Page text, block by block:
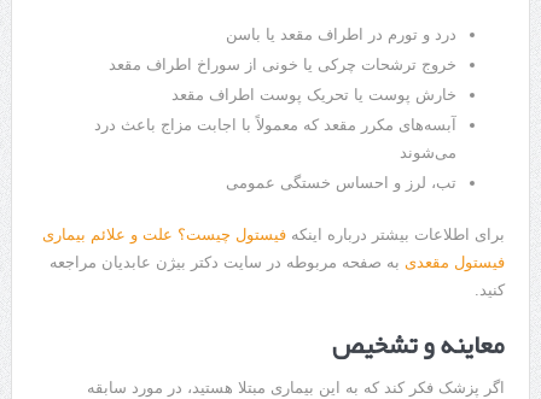
درد و تورم در اطراف مقعد یا باسن
خروج ترشحات چرکی یا خونی از سوراخ اطراف مقعد
خارش پوست یا تحریک پوست اطراف مقعد
آبسه‌های مکرر مقعد که معمولاً با اجابت مزاج باعث درد
می‌شوند
تب، لرز و احساس خستگی عمومی
برای اطلاعات بیشتر درباره اینکه فیستول چیست؟ علت و علائم بیماری
فیستول مقعدیبه صفحه مربوطه در سایت دکتر بیژن عابدیان مراجعه
کنید.
معاینه و تشخیص
اگر پزشک فکر کند که به این بیماری مبتلا هستید، در مورد سابقه